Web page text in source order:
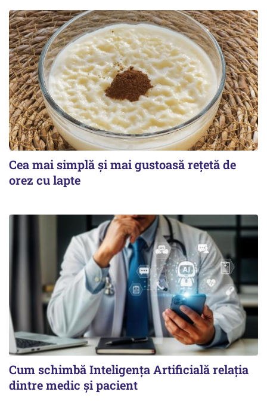
Cea mai simplă și mai gustoasă rețetă de
orez cu lapte
Cum schimbă Inteligența Artificială relația
dintre medic și pacient